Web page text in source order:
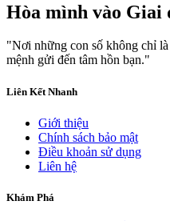
Hòa mình vào Giai
"Nơi những con số không chỉ
mệnh gửi đến tâm hồn bạn."
Liên Kết Nhanh
Giới thiệu
Chính sách bảo mật
Điều khoản sử dụng
Liên hệ
Khám Phá